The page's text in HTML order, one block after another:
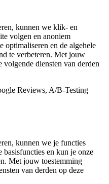
kunnen we klik- en
volgen en anoniem
optimaliseren en de algehele
te verbeteren. Met jouw
diensten van derden
Reviews, A/B-Testing
kunnen we je functies
basisfuncties en kun je onze
Met jouw toestemming
van derden op deze